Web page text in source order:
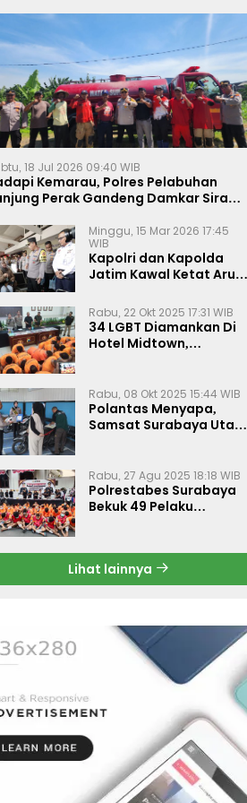
18 Jul 2026 09:40 WIB
Kemarau, Polres Pelabuhan
Perak Gandeng Damkar Siram
Minggu, 15 Mar 2026 17:45
WIB
Kapolri dan Kapolda
Jatim Kawal Ketat Arus
Rabu, 22 Okt 2025 17:31 WIB
34 LGBT Diamankan Di
Hotel Midtown,
Rabu, 08 Okt 2025 15:44 WIB
Polantas Menyapa,
Samsat Surabaya Utara
Rabu, 27 Agu 2025 18:18 WIB
Polrestabes Surabaya
Bekuk 49 Pelaku
Gratis
Lihat lainnya